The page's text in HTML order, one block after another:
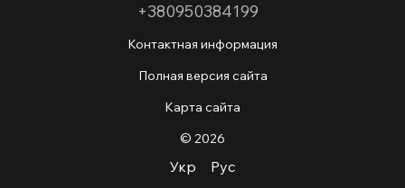
+380950384199
Контактная информация
Полная версия сайта
Карта сайта
© 2026
Укр Рус